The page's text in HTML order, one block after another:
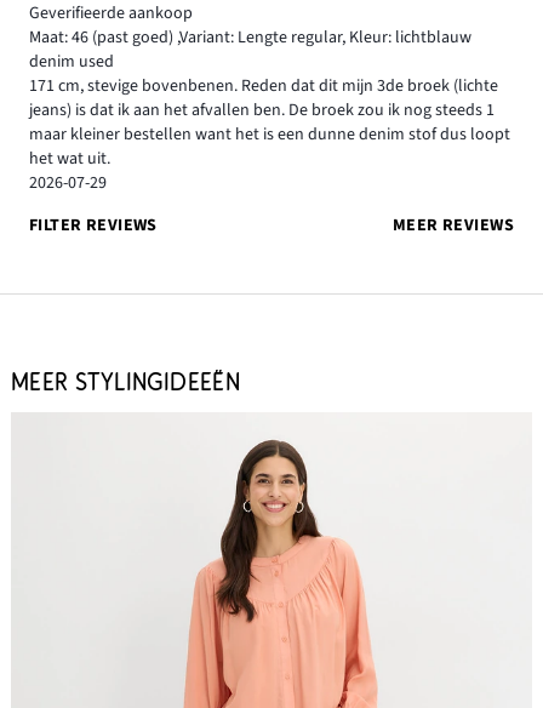
Geverifieerde aankoop
Maat: 46 (past goed) ,Variant: Lengte regular, Kleur: lichtblauw
denim used
171 cm, stevige bovenbenen. Reden dat dit mijn 3de broek (lichte
jeans) is dat ik aan het afvallen ben. De broek zou ik nog steeds 1
maar kleiner bestellen want het is een dunne denim stof dus loopt
het wat uit.
2026-07-29
FILTER REVIEWS
MEER REVIEWS
MEER STYLINGIDEEËN